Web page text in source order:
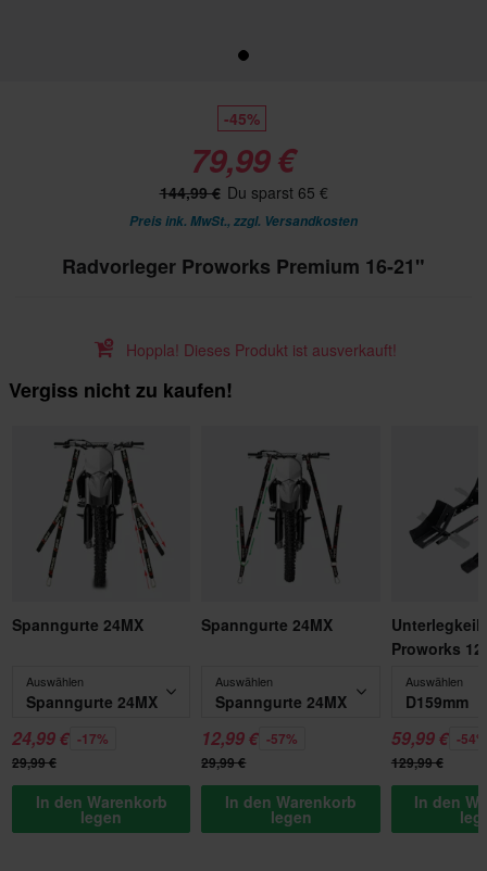
-45%
79,99 €
144,99 € Du sparst 65 €
Preis ink. MwSt., zzgl. Versandkosten
Radvorleger Proworks Premium 16-21"
Hoppla! Dieses Produkt ist ausverkauft!
Vergiss nicht zu kaufen!
Spanngurte 24MX
Auswählen
Spanngurte 24MX
24,99 € -17%
29,99 €
In den Warenkorb
legen
Spanngurte 24MX
Auswählen
Spanngurte 24MX
12,99 € -57%
29,99 €
In den Warenkorb
legen
Proworks
Auswählen
D159mm
59,99 € -54%
129,99 €
In den